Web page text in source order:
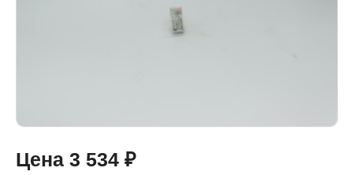
Цена 3 534 ₽